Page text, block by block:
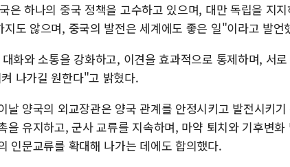
은 하나의 중국 정책을 고수하고 있으며, 대만 독립을 지
지도 않으며, 중국의 발전은 세계에도 좋은 일"이라고 발언
화와 소통을 강화하고, 이견을 효과적으로 통제하며, 서
나가길 원한다"고 밝혔다.
날 양국의 외교장관은 양국 관계를 안정시키고 발전시키
을 유지하고, 군사 교류를 지속하며, 마약 퇴치와 기후변
인문교류를 확대해 나가는 데에도 합의했다.